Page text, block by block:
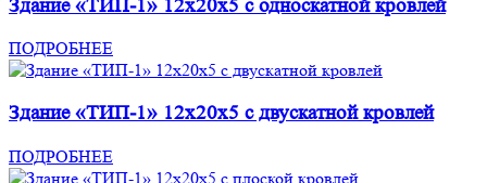
Здание «ТИП-1» 12x20x5 с односкатной кровлей
ПОДРОБНЕЕ
Здание «ТИП-1» 12x20x5 с двускатной кровлей
ПОДРОБНЕЕ